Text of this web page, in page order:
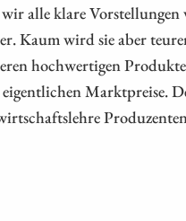
alle klare
Kaum wird sie aber
hochwertigen
Marktpreise.